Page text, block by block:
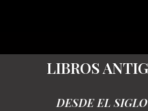
LIBROS
DESDE EL